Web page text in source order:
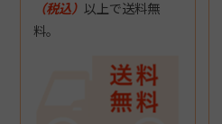
（税込） 以上で送料無
料。